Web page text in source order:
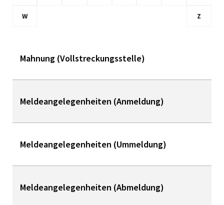
W Z
Mahnung (Vollstreckungsstelle)
Meldeangelegenheiten (Anmeldung)
Meldeangelegenheiten (Ummeldung)
Meldeangelegenheiten (Abmeldung)